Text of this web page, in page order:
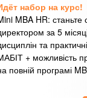
набор на курс!
MBA HR: станьте
за 5
та
+ можливість
повній програмі